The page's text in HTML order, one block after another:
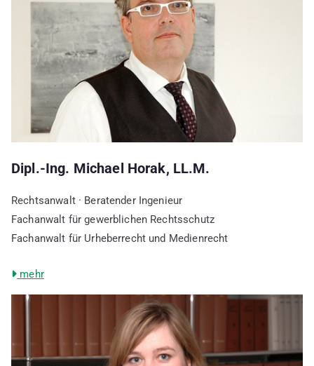
Dipl.-Ing. Michael Horak, LL.M.
Rechtsanwalt · Beratender Ingenieur
Fachanwalt für gewerblichen Rechtsschutz
Fachanwalt für Urheberrecht und Medienrecht
mehr